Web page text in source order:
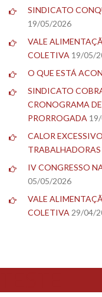
SINDICATO
19/05/2026
VALE
COLETIVA 19/05/
O QUE ESTÁ
SINDICATO
CRONOGRAMA
PRORROGADA
CALOR
IV CONGRESSO
05/05/2026
VALE
COLETIVA29/04/